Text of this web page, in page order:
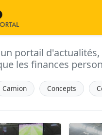
portail
les finances
Camion Concepts